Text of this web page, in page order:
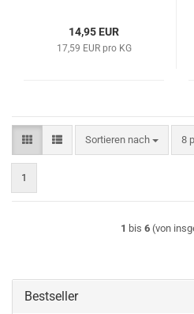
14,95 EUR
17,59 EUR pro KG
Sortieren nach
Sortieren nach 8
1
1 bis 6 (von
Bestseller